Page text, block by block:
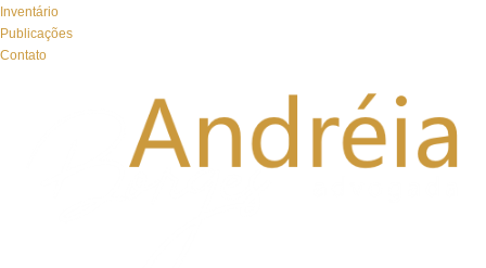
Inventário
Publicações
Contato